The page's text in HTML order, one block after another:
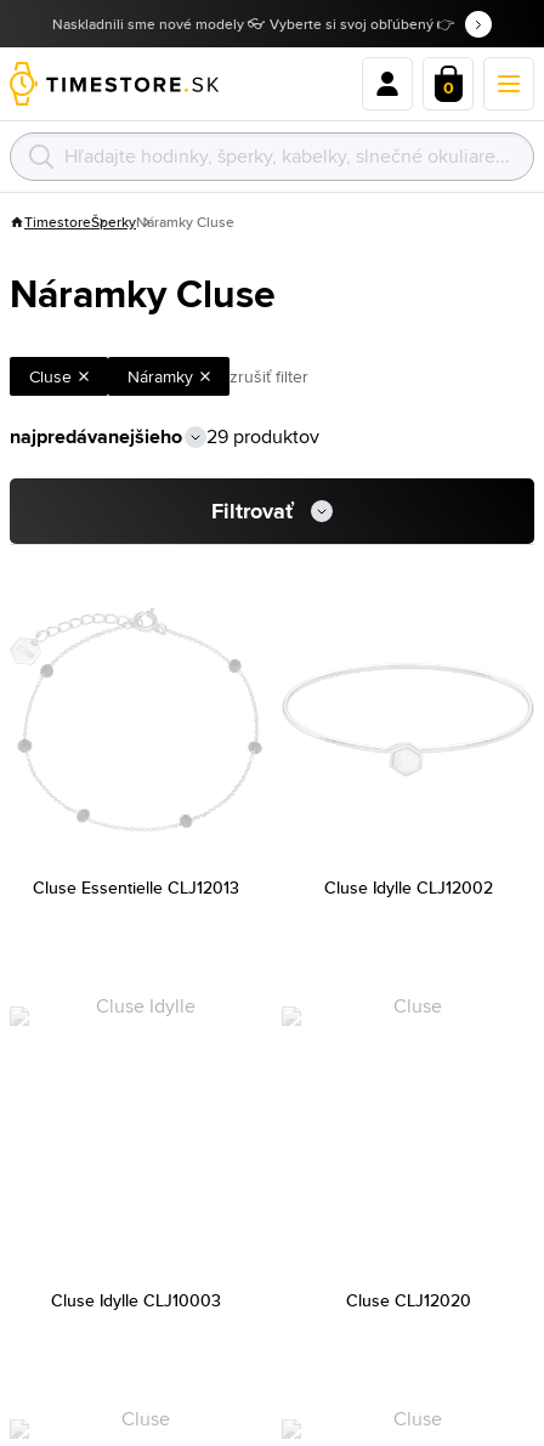
Naskladnili sme nové modely 👓 Vyberte si svoj obľúbený 👉
0
TimestoreŠperkyNáramky Cluse
Náramky Cluse
Cluse Náramky zrušiť filter
29 produktov
Filtrovať
Cluse Essentielle CLJ12013 Cluse Idylle CLJ12002
Cluse Idylle CLJ10003 Cluse CLJ12020